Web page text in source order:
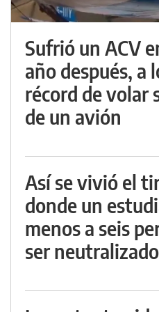
Sufrió un ACV
año después, a
récord de volar
de un avión
Así se vivió el
donde un
menos a seis
ser neutralizado